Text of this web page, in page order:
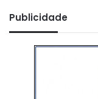
Publicidade